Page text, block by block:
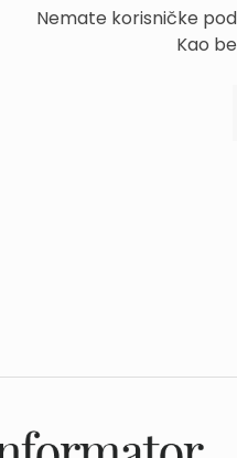
Nemate korisničke
Kao